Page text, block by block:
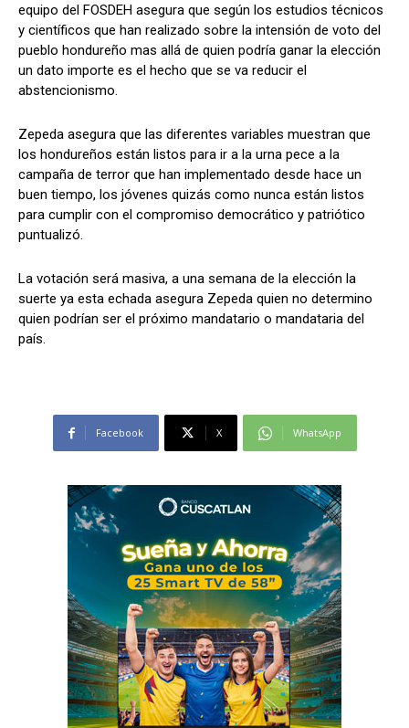
Comparta
Facebook X WhatsApp
Síganos
Comparta
Facebook X WhatsApp
Síganos
equipo del FOSDEH asegura que según los estudios técnicos
y científicos que han realizado sobre la intensión de voto del
pueblo hondureño mas allá de quien podría ganar la elección
un dato importe es el hecho que se va reducir el
abstencionismo.
Zepeda asegura que las diferentes variables muestran que
los hondureños están listos para ir a la urna pece a la
campaña de terror que han implementado desde hace un
buen tiempo, los jóvenes quizás como nunca están listos
para cumplir con el compromiso democrático y patriótico
puntualizó.
La votación será masiva, a una semana de la elección la
suerte ya esta echada asegura Zepeda quien no determino
quien podrían ser el próximo mandatario o mandataria del
país.
Facebook X WhatsApp